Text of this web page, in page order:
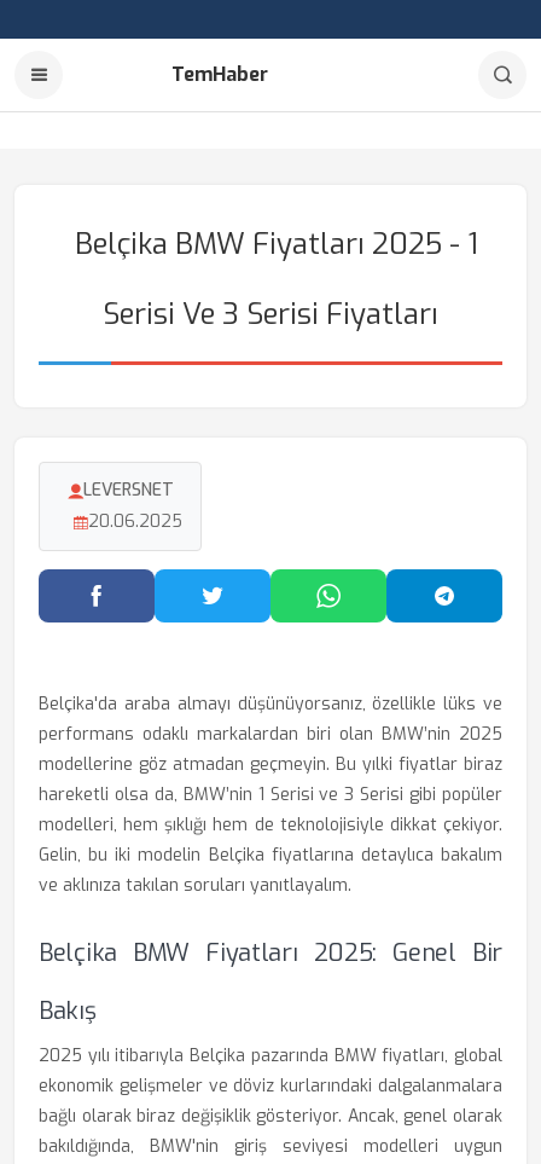
TemHaber
Belçika BMW Fiyatları 2025 - 1
Serisi Ve 3 Serisi Fiyatları
LEVERSNET
20.06.2025
Facebook'ta PaylaşTwitter'da PaylaşWhatsApp'ta Paylaş
Belçika'da araba almayı düşünüyorsanız, özellikle lüks ve
performans odaklı markalardan biri olan BMW’nin 2025
modellerine göz atmadan geçmeyin. Bu yılki fiyatlar biraz
hareketli olsa da, BMW’nin 1 Serisi ve 3 Serisi gibi popüler
modelleri, hem şıklığı hem de teknolojisiyle dikkat çekiyor.
Gelin, bu iki modelin Belçika fiyatlarına detaylıca bakalım
ve aklınıza takılan soruları yanıtlayalım.
Belçika BMW Fiyatları 2025: Genel Bir
Bakış
2025 yılı itibarıyla Belçika pazarında BMW fiyatları, global
ekonomik gelişmeler ve döviz kurlarındaki dalgalanmalara
bağlı olarak biraz değişiklik gösteriyor. Ancak, genel olarak
bakıldığında, BMW'nin giriş seviyesi modelleri uygun